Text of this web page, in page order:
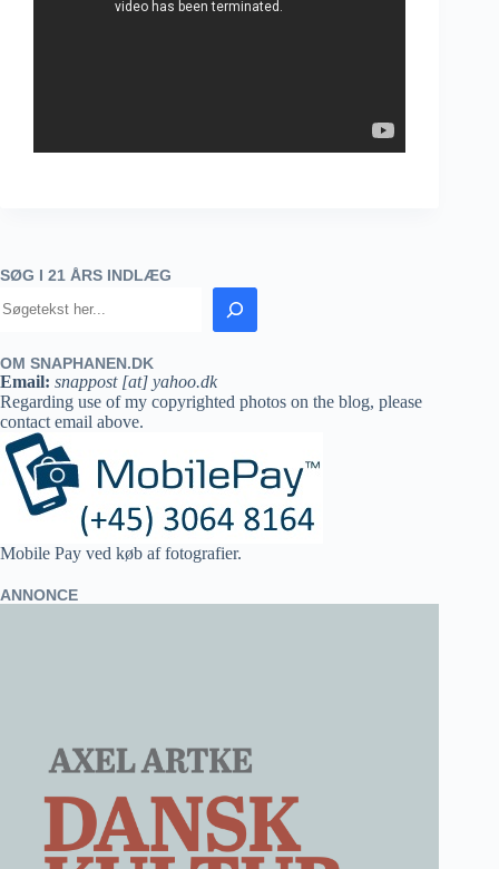
SØG I 21 ÅRS INDLÆG
OM SNAPHANEN.DK
Email: snappost [at] yahoo.dk
Regarding use of my copyrighted photos on the blog, please
contact email above.
Mobile Pay ved køb af fotografier.
ANNONCE